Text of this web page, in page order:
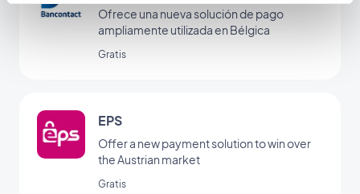
Ofrece una nueva solución de pago
ampliamente utilizada en Bélgica
Gratis
EPS
Offer a new payment solution to win over
the Austrian market
Gratis